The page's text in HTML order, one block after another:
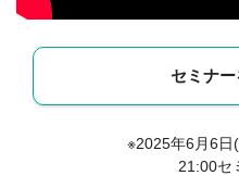
セミナ
※2025年6月6日
21:00セ